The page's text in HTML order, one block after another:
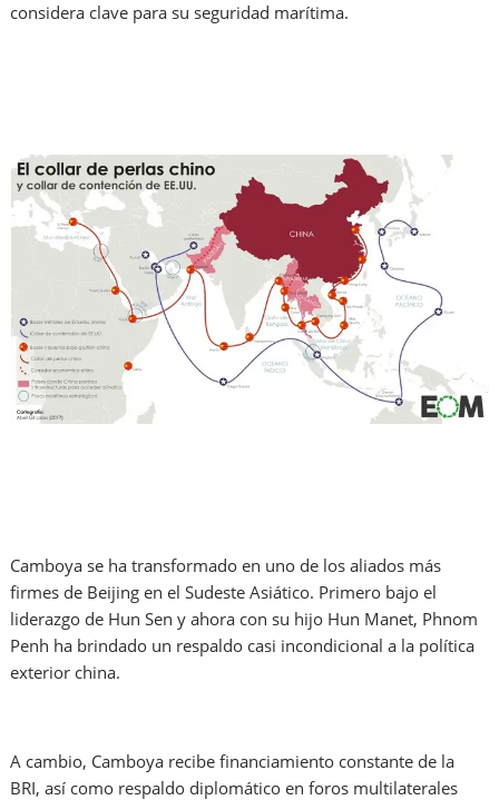
considera clave para su seguridad marítima.
Camboya se ha transformado en uno de los aliados más
firmes de Beijing en el Sudeste Asiático. Primero bajo el
liderazgo de Hun Sen y ahora con su hijo Hun Manet, Phnom
Penh ha brindado un respaldo casi incondicional a la política
exterior china.
A cambio, Camboya recibe financiamiento constante de la
BRI, así como respaldo diplomático en foros multilaterales